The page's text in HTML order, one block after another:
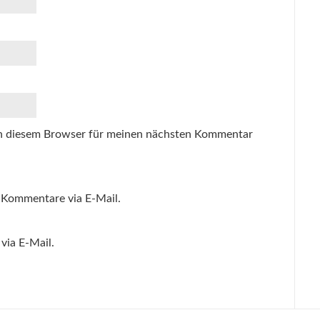
Browser für meinen nächsten Kommentar
via E-Mail.
E-Mail.